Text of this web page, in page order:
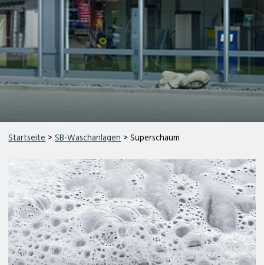
Startseite >SB-Waschanlagen > Superschaum